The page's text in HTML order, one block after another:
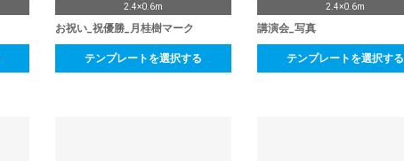
2.4×0.6m
お祝い_祝優勝_月桂樹マーク
テンプレートを選択する
2.4×0.6m
講演会_写真
テンプレートを選択する